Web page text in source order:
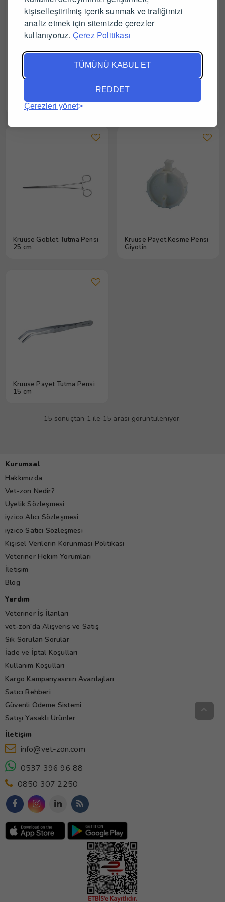
kişiselleştirilmiş içerik sunmak ve trafiğimizi
analiz etmek için sitemizde çerezler
kullanıyoruz. Çerez Politikası
TÜMÜNÜ KABUL ET
REDDET
Çerezleri yönet
0.25 + 0.50 ml
Kamar Kızgınlık Dedektörü
(25 Adet)
Kruuse Goblet Tutma Pensi
25 cm
Kruuse Payet Kesme Pensi
Giyotin
Kruuse Payet Tutma Pensi
15 cm
15 sonuçtan 1 ile 15 arası görüntüleniyor.
Kurumsal
Hakkımızda
Vet-zon Nedir?
Üyelik Sözleşmesi
iyzico Alıcı Sözleşmesi
iyzico Satıcı Sözleşmesi
Kişisel Verilerin Korunması Politikası
Veteriner Hekim Yorumları
İletişim
Blog
Yardım
Veteriner İş İlanları
vet-zon'da Alışveriş ve Satış
Sık Sorulan Sorular
İade ve İptal Koşulları
Kullanım Koşulları
Kargo Kampanyasının Avantajları
Satıcı Rehberi
Güvenli Ödeme Sistemi
Satışı Yasaklı Ürünler
İletişim
info@vet-zon.com
0537 396 96 88
0850 307 2250